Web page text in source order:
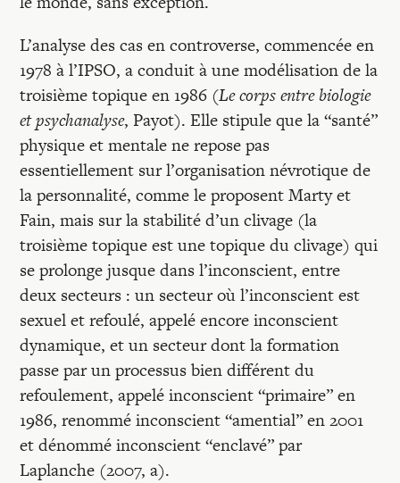
L’analyse des cas en controverse, commencée en
1978 à l’IPSO, a conduit à une modélisation de la
troisième topique en 1986 (Le corps entre biologie
et psychanalyse, Payot). Elle stipule que la “santé”
physique et mentale ne repose pas
essentiellement sur l’organisation névrotique de
la personnalité, comme le proposent Marty et
Fain, mais sur la stabilité d’un clivage (la
troisième topique est une topique du clivage) qui
se prolonge jusque dans l’inconscient, entre
deux secteurs : un secteur où l’inconscient est
sexuel et refoulé, appelé encore inconscient
dynamique, et un secteur dont la formation
passe par un processus bien différent du
refoulement, appelé inconscient “primaire” en
1986, renommé inconscient “amential” en 2001
et dénommé inconscient “enclavé” par
Laplanche (2007, a).